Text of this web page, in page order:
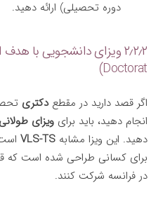
دوره تحصیلی) ارائه دهید.
Doctorat)
اگر قصد دارید در مقطعدکتری
انجام دهید، باید برایویزای
دهید. این ویزا مشابهVLS-TS
برای کسانی طراحی شده است که
در فرانسه شرکت کنند.